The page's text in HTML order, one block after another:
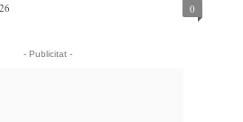
0
- Publicitat -